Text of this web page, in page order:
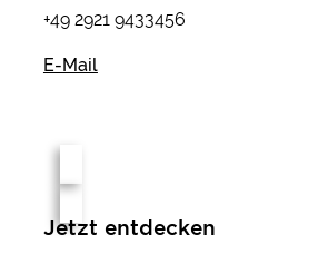
+49 2921 9433456
E-Mail
Jetzt entdecken